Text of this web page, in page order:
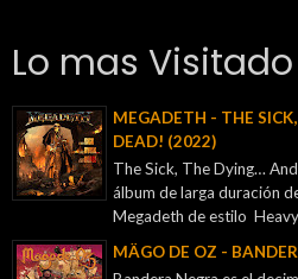
Lo mas Visitado
MEGADETH - THE
DEAD! (2022)
The Sick, The Dying…
álbum de larga duración
Megadeth de estilo
MÄGO DE OZ -